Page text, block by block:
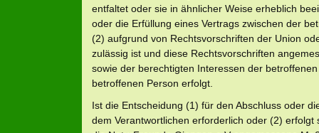
entfaltet oder sie in ähnlicher Weise erheblich
oder die Erfüllung eines Vertrags zwischen der
(2) aufgrund von Rechtsvorschriften der Union
zulässig ist und diese Rechtsvorschriften
sowie der berechtigten Interessen der
betroffenen Person erfolgt.
Ist die Entscheidung (1) für den Abschluss oder
dem Verantwortlichen erforderlich oder (2)